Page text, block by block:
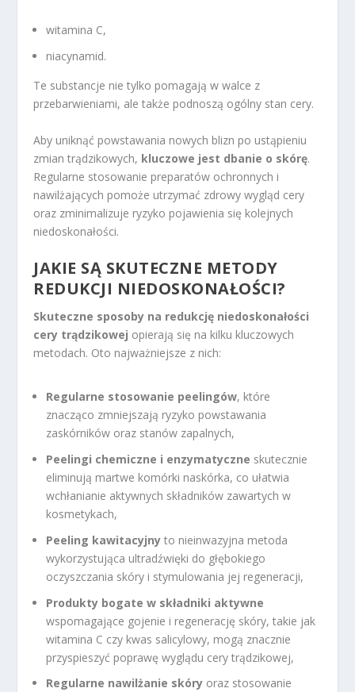
witamina C,
niacynamid.
Te substancje nie tylko pomagają w walce z
przebarwieniami, ale także podnoszą ogólny stan cery.
Aby uniknąć powstawania nowych blizn po ustąpieniu
zmian trądzikowych, kluczowe jest dbanie o skórę.
Regularne stosowanie preparatów ochronnych i
nawilżających pomoże utrzymać zdrowy wygląd cery
oraz zminimalizuje ryzyko pojawienia się kolejnych
niedoskonałości.
JAKIE SĄ SKUTECZNE METODY
REDUKCJI NIEDOSKONAŁOŚCI?
Skuteczne sposoby na redukcję niedoskonałości
cery trądzikowej opierają się na kilku kluczowych
metodach. Oto najważniejsze z nich:
Regularne stosowanie peelingów, które
znacząco zmniejszają ryzyko powstawania
zaskórników oraz stanów zapalnych,
Peelingi chemiczne i enzymatyczne skutecznie
eliminują martwe komórki naskórka, co ułatwia
wchłanianie aktywnych składników zawartych w
kosmetykach,
Peeling kawitacyjny to nieinwazyjna metoda
wykorzystująca ultradźwięki do głębokiego
oczyszczania skóry i stymulowania jej regeneracji,
Produkty bogate w składniki aktywne
wspomagające gojenie i regenerację skóry, takie jak
witamina C czy kwas salicylowy, mogą znacznie
przyspieszyć poprawę wyglądu cery trądzikowej,
Regularne nawilżanie skóry oraz stosowanie